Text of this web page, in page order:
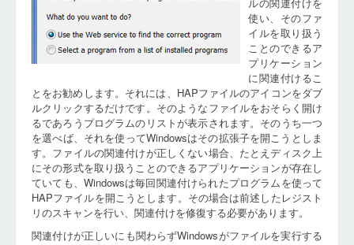
使い、そのファ
イルを取り扱う
ことのできるア
プリケーション
に関連付けるこ
とをお勧めします。それには、HAPファイルのアイコンをダブ
ルクリックするだけです。そのようなファイルをおそらく開け
るであろうプログラムのリストが表示されます。そのうち一つ
を選べば、それを使ってWindowsはその拡張子を開こうとしま
す。ファイルの関連付けが正しくない場合、たとえディスク上
にその形式を取り扱うことのできるアプリケーションが存在し
ていても、Windowsは毎回関連付けられたプログラムを使って
HAPファイルを開こうとします。その場合は前述したレジスト
リのスキャンを行い、関連付けを修復する必要があります。
関連付けが正しいにも関わらずWindowsがファイルを実行する